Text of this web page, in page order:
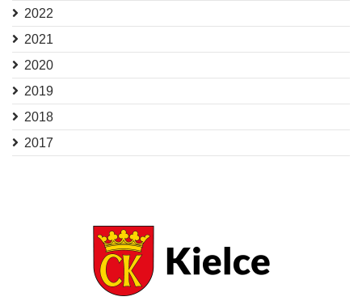
2022
2021
2020
2019
2018
2017